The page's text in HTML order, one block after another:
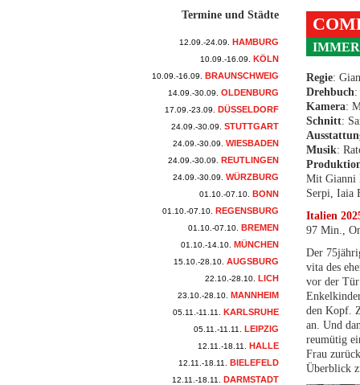
Termine und Städte
12.09.-24.09. HAMBURG
10.09.-16.09. KÖLN
10.09.-16.09. BRAUNSCHWEIG
14.09.-30.09. OLDENBURG
17.09.-23.09. DÜSSELDORF
24.09.-30.09. STUTTGART
24.09.-30.09. WIESBADEN
24.09.-30.09. REUTLINGEN
24.09.-30.09. WÜRZBURG
01.10.-07.10. BONN
01.10.-07.10. REGENSBURG
01.10.-07.10. BREMEN
01.10.-14.10. MÜNCHEN
15.10.-28.10. AUGSBURG
22.10.-28.10. LICH
23.10.-28.10. MANNHEIM
05.11.-11.11. KARLSRUHE
05.11.-11.11. LEIPZIG
12.11.-18.11. HALLE
12.11.-18.11. BIELEFELD
12.11.-18.11. DARMSTADT
Regie:
Drehbuch:
Kamera:
Schnitt:
Musik:
Mit Gianni
Serpi, Iaia
Italien
97 Min.,
Der
vita des
vor der Tür
den Kopf.
an. Und
reumütig
Frau
Überblick